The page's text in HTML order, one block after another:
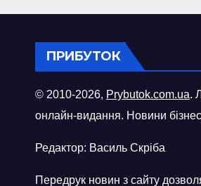
ПРИБУТОК
© 2010-2026, Prybutok.com.ua.
онлайн-видання. Новини
Редактор: Василь Скріба
Передрук новин з сайту